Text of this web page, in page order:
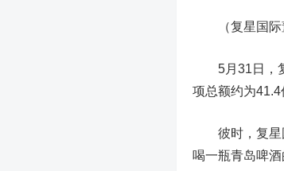
（复星国际
5月31日，复
项总额约为41.4
彼时，复星国
喝一瓶青岛啤